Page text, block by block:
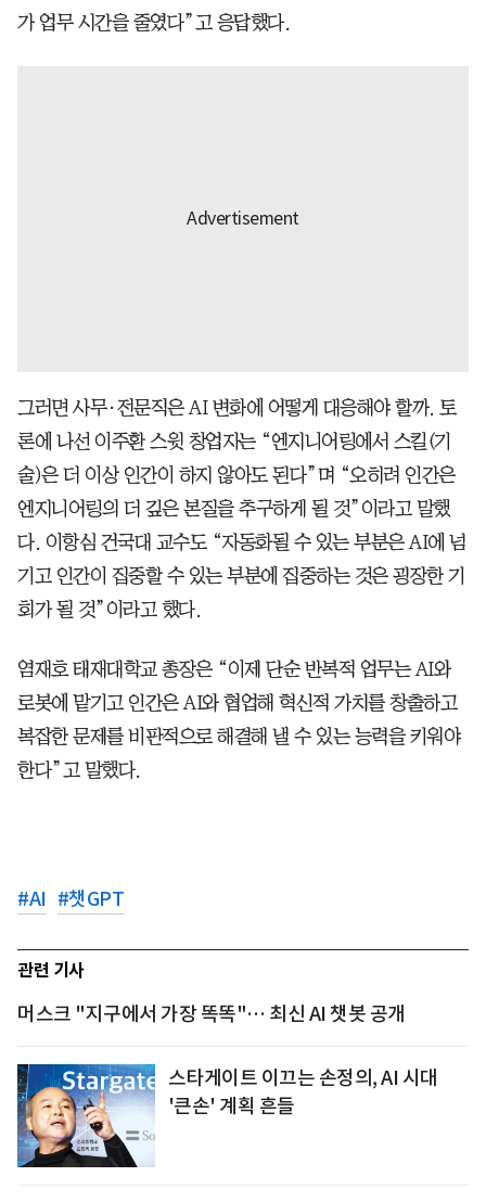
가 업무 시간을 줄였다”고 응답했다.
그러면 사무·전문직은 AI 변화에 어떻게 대응해야 할까. 토
론에 나선 이주환 스윗 창업자는 “엔지니어링에서 스킬(기
술)은 더 이상 인간이 하지 않아도 된다”며 “오히려 인간은
엔지니어링의 더 깊은 본질을 추구하게 될 것”이라고 말했
다. 이항심 건국대 교수도 “자동화될 수 있는 부분은 AI에 넘
기고 인간이 집중할 수 있는 부분에 집중하는 것은 굉장한 기
회가 될 것”이라고 했다.
염재호 태재대학교 총장은 “이제 단순 반복적 업무는 AI와
로봇에 맡기고 인간은 AI와 협업해 혁신적 가치를 창출하고
복잡한 문제를 비판적으로 해결해 낼 수 있는 능력을 키워야
한다”고 말했다.
#AI #챗GPT
관련 기사
머스크 "지구에서 가장 똑똑"… 최신 AI 챗봇 공개
스타게이트 이끄는 손정의, AI 시대
'큰손' 계획 흔들